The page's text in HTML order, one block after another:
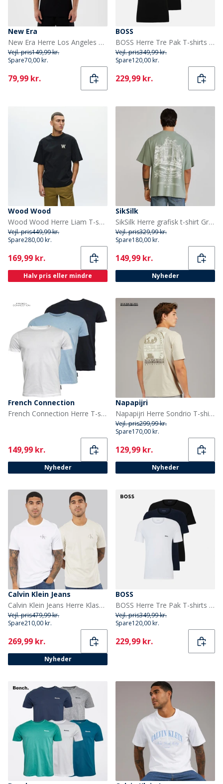
New Era
New Era Herre Los Angeles Dodgers T-shirt Sort
Vejl. pris149,99 kr.
Spare70,00 kr.
Current
79,99 kr.
BOSS
BOSS Herre Tre Pak T-shirts Sort
Vejl. pris349,99 kr.
Spare120,00 kr.
Current
229,99 kr.
Wood Wood
Wood Wood Herre Liam T-shirt Sort
Vejl. pris449,99 kr.
Spare280,00 kr.
Current
169,99 kr.
Halv pris eller mindre
SikSilk
SikSilk Herre grafisk t-shirt Grøn
Vejl. pris329,99 kr.
Spare180,00 kr.
Current
149,99 kr.
Nyheder
French Connection
French Connection Herre T-shirts Lys Blå Mergel
Current
149,99 kr.
Nyheder
Napapijri
Napapijri Herre Sondrio T-shirt Beige Silver
Vejl. pris299,99 kr.
Spare170,00 kr.
Current
129,99 kr.
Nyheder
Calvin Klein Jeans
Calvin Klein Jeans Herre Klassisk Monogram Logo T-shirt Bright White/Oatmeal
Vejl. pris479,99 kr.
Spare210,00 kr.
Current
269,99 kr.
Nyheder
BOSS
BOSS Herre Tre Pak T-shirts Open Miscellaneous
Vejl. pris349,99 kr.
Spare120,00 kr.
Current
229,99 kr.